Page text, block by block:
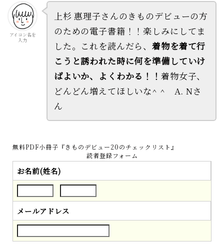
アイコン名を
入力
上杉 惠理子さんのきものデビューの方
のための電子書籍！！楽しみにしてま
した。これを読んだら、着物を着て行
こうと誘われた時に何を準備していけ
ばよいか、よくわかる！！着物女子、
どんどん増えてほしいな^ ^ A. Nさ
ん
無料PDF小冊子『きものデビュー20のチェックリスト』
読者登録フォーム
お名前(姓名)
メールアドレス